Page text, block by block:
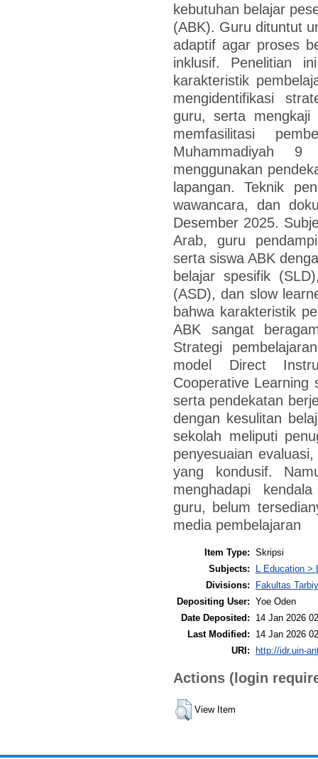
kebutuhan belajar
(ABK). Guru dituntut
adaptif agar proses
inklusif. Penelitian
karakteristik
mengidentifikasi
guru, serta mengkaji
memfasilitasi
Muhammadiyah
menggunakan
lapangan. Teknik
wawancara, dan
Desember 2025.
Arab, guru
serta siswa ABK
belajar spesifik
(ASD), dan slow
bahwa karakteristik
ABK sangat
Strategi
model Direct
Cooperative Learning
serta pendekatan
dengan kesulitan
sekolah meliputi
penyesuaian
yang kondusif.
menghadapi
guru, belum
media pembelajaran
Item Type: Skripsi
Subjects:
L Education >
Divisions:
Fakultas
Depositing User: Yoe Oden
Date Deposited:
14 Jan 2026
Last Modified:
14 Jan 2026
URI: http://idr.uin-
Actions (login
View Item